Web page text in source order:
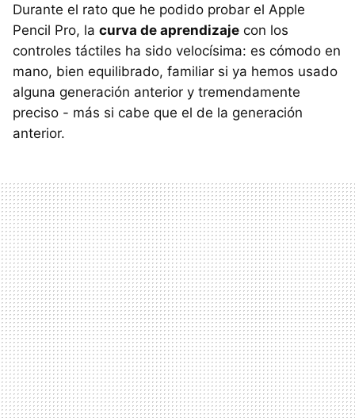
Durante el rato que he podido probar el Apple
Pencil Pro, la curva de aprendizaje con los
controles táctiles ha sido velocísima: es cómodo en
mano, bien equilibrado, familiar si ya hemos usado
alguna generación anterior y tremendamente
preciso - más si cabe que el de la generación
anterior.